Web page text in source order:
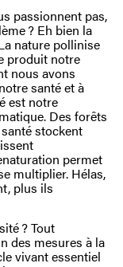
passionnent pas,
? Eh bien la
nature pollinise
produit notre
nous avons
santé et à
est notre
Des forêts
stockent
permet
multiplier. Hélas,
plus ils
? Tout
des mesures à la
vivant essentiel